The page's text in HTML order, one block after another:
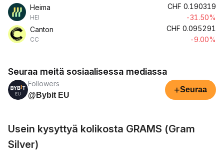
Heima
HEI
CHF 0.190319
-31.50%
Canton
CC
CHF 0.095291
-9.00%
Seuraa meitä sosiaalisessa mediassa
Followers
@Bybit EU
+Seuraa
Usein kysyttyä kolikosta GRAMS (Gram
Silver)